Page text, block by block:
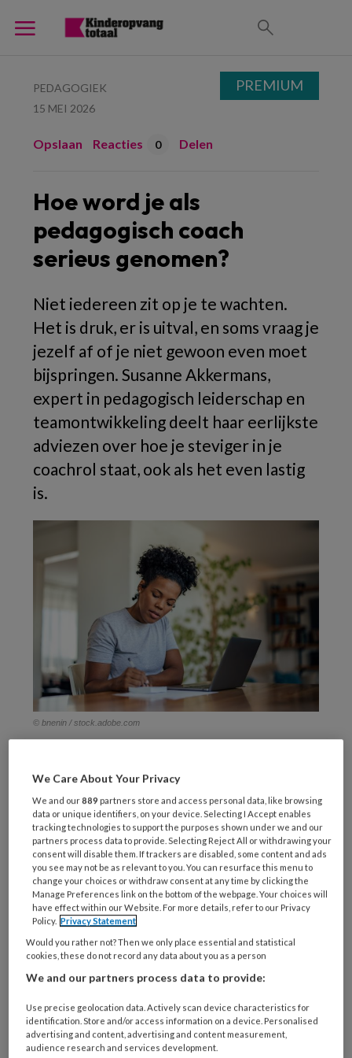
PEDAGOGIEK
15 MEI 2026
Opslaan Reacties 0 Delen
Hoe word je als
pedagogisch coach
serieus genomen?
Niet iedereen zit op je te wachten.
Het is druk, er is uitval, en soms vraag je
jezelf af of je niet gewoon even moet
bijspringen. Susanne Akkermans,
expert in pedagogisch leiderschap en
teamontwikkeling deelt haar eerlijkste
adviezen over hoe je steviger in je
coachrol staat, ook als het even lastig
is.
© bnenin / stock.adobe.com
REGISTREREN
Wil je dit artikel lezen?
Maak gratis een account aan en lees 2
artikelen gratis per maand
Al een account of abonnement?Log dan in
Wat
is
je
PREMIUM
We Care About Your Privacy
We and our889 partners store and access personal data, like browsing
data or unique identifiers, on your device. Selecting I Accept enables
tracking technologies to support the purposes shown under we and our
partners process data to provide. Selecting Reject All or withdrawing your
consent will disable them. If trackers are disabled, some content and ads
you see may not be as relevant to you. You can resurface this menu to
change your choices or withdraw consent at any time by clicking the
Manage Preferences link on the bottom of the webpage. Your choices will
have effect within our Website. For more details, refer to our Privacy
Policy. Privacy Statement
Would you rather not? Then we only place essential and statistical
cookies, these do not record any data about you as a person
We and our partners process data to provide:
Use precise geolocation data. Actively scan device characteristics for
identification. Store and/or access information on a device. Personalised
advertising and content, advertising and content measurement,
audience research and services development.